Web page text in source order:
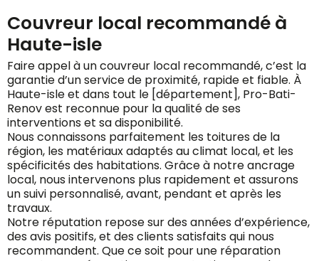
Couvreur local recommandé à
Haute-isle
Faire appel à un couvreur local recommandé, c’est la
garantie d’un service de proximité, rapide et fiable. À
Haute-isle et dans tout le [département], Pro-Bati-
Renov est reconnue pour la qualité de ses
interventions et sa disponibilité.
Nous connaissons parfaitement les toitures de la
région, les matériaux adaptés au climat local, et les
spécificités des habitations. Grâce à notre ancrage
local, nous intervenons plus rapidement et assurons
un suivi personnalisé, avant, pendant et après les
travaux.
Notre réputation repose sur des années d’expérience,
des avis positifs, et des clients satisfaits qui nous
recommandent. Que ce soit pour une réparation